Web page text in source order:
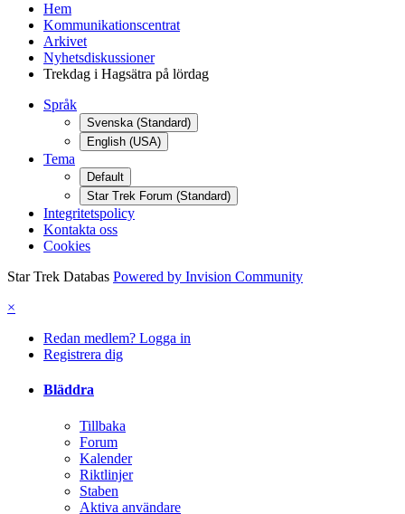
Hem
Kommunikationscentrat
Arkivet
Nyhetsdiskussioner
Trekdag i Hagsätra på lördag
Språk
Svenska (Standard)
English (USA)
Tema
Default
Star Trek Forum (Standard)
Integritetspolicy
Kontakta oss
Cookies
Star Trek Databas Powered by Invision Community
×
Redan medlem? Logga in
Registrera dig
Bläddra
Tillbaka
Forum
Kalender
Riktlinjer
Staben
Aktiva användare